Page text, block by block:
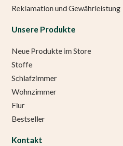
Reklamation und Gewährleistung
Unsere Produkte
Neue Produkte im Store
Stoffe
Schlafzimmer
Wohnzimmer
Flur
Bestseller
Kontakt